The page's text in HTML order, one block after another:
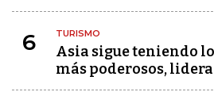
6 TURISMO
Asia sigue teniendo
más poderosos,